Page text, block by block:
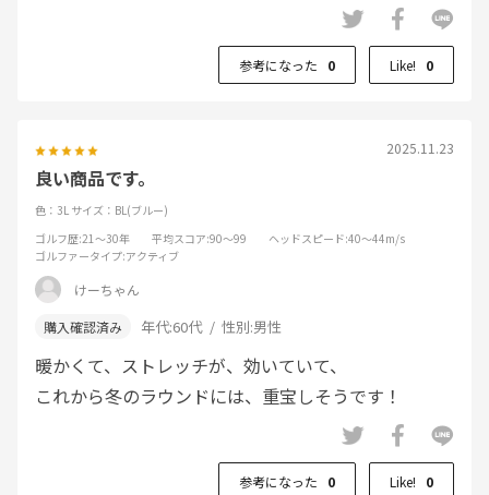
参考になった 0 Like! 0
2025.11.23
良い商品です。
色：3L サイズ：BL(ブルー)
ゴルフ歴:21～30年 平均スコア:90～99 ヘッドスピード:40～44m/s
ゴルファータイプ:アクティブ
けーちゃん
年代:60代 性別:男性
暖かくて、ストレッチが、効いていて、
これから冬のラウンドには、重宝しそうです！
参考になった 0 Like! 0